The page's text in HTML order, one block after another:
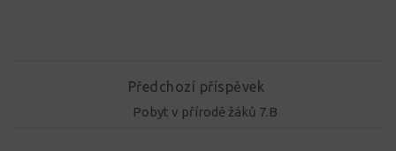
Předchozí příspěvek
Pobyt v přírodě žáků 7.B